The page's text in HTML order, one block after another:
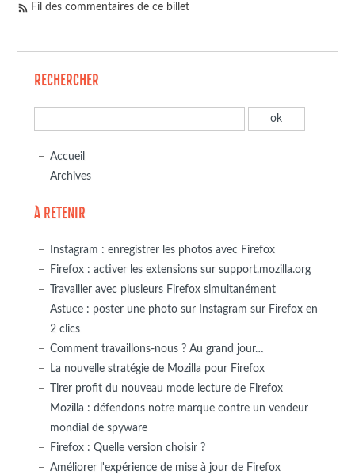
Fil des commentaires de ce billet
RECHERCHER
Accueil
Archives
À RETENIR
Instagram : enregistrer les photos avec Firefox
Firefox : activer les extensions sur support.mozilla.org
Travailler avec plusieurs Firefox simultanément
Astuce : poster une photo sur Instagram sur Firefox en
2 clics
Comment travaillons-nous ? Au grand jour…
La nouvelle stratégie de Mozilla pour Firefox
Tirer profit du nouveau mode lecture de Firefox
Mozilla : défendons notre marque contre un vendeur
mondial de spyware
Firefox : Quelle version choisir ?
Améliorer l'expérience de mise à jour de Firefox